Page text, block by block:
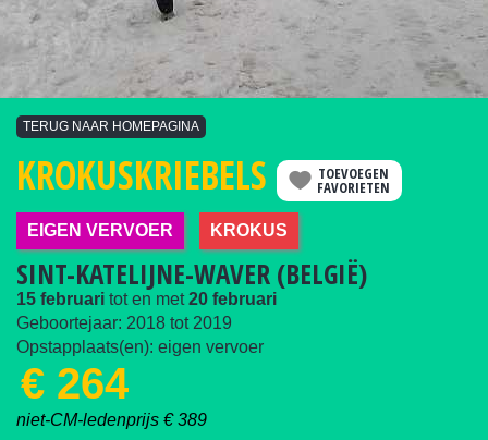
TERUG NAAR HOMEPAGINA
KROKUSKRIEBELS TOEVOEGEN
FAVORIETEN
EIGEN VERVOER KROKUS
SINT-KATELIJNE-WAVER (BELGIË)
15 februari tot en met20 februari
Geboortejaar: 2018 tot 2019
Opstapplaats(en): eigen vervoer
€ 264
niet-CM-ledenprijs € 389